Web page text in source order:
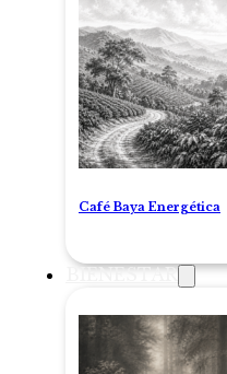
Café Baya Energética
BIENESTAR